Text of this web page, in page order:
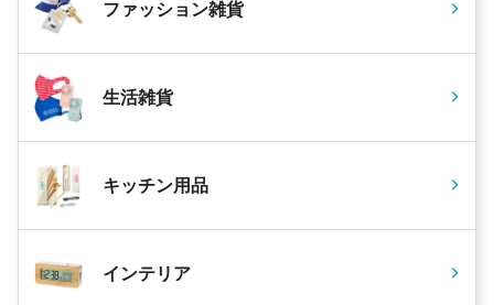
ファッション雑貨
生活雑貨
キッチン用品
インテリア